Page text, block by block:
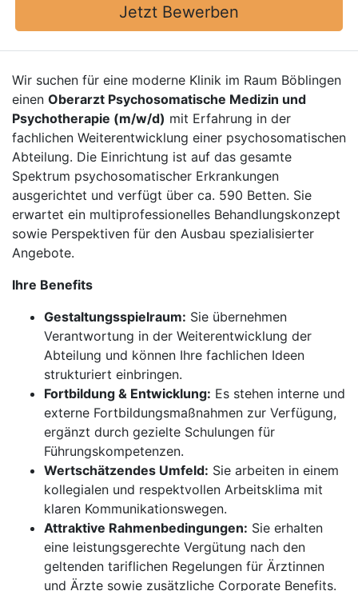
Jetzt Bewerben
Wir suchen für eine moderne Klinik im Raum Böblingen
einen Oberarzt Psychosomatische Medizin und
Psychotherapie (m/w/d) mit Erfahrung in der
fachlichen Weiterentwicklung einer psychosomatischen
Abteilung. Die Einrichtung ist auf das gesamte
Spektrum psychosomatischer Erkrankungen
ausgerichtet und verfügt über ca. 590 Betten. Sie
erwartet ein multiprofessionelles Behandlungskonzept
sowie Perspektiven für den Ausbau spezialisierter
Angebote.
Ihre Benefits
Gestaltungsspielraum: Sie übernehmen
Verantwortung in der Weiterentwicklung der
Abteilung und können Ihre fachlichen Ideen
strukturiert einbringen.
Fortbildung & Entwicklung: Es stehen interne und
externe Fortbildungsmaßnahmen zur Verfügung,
ergänzt durch gezielte Schulungen für
Führungskompetenzen.
Wertschätzendes Umfeld: Sie arbeiten in einem
kollegialen und respektvollen Arbeitsklima mit
klaren Kommunikationswegen.
Attraktive Rahmenbedingungen: Sie erhalten
eine leistungsgerechte Vergütung nach den
geltenden tariflichen Regelungen für Ärztinnen
und Ärzte sowie zusätzliche Corporate Benefits.